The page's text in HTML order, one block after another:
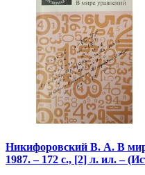
Никифоровский В. А. В
1987. – 172 с., [2] л. ил. –